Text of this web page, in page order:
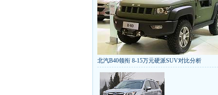
北汽B40领衔 8-15万元硬派SUV对比分析
丰田推八款低价新车 全新RAV4海外售
第九代雅阁/本田新小SUV